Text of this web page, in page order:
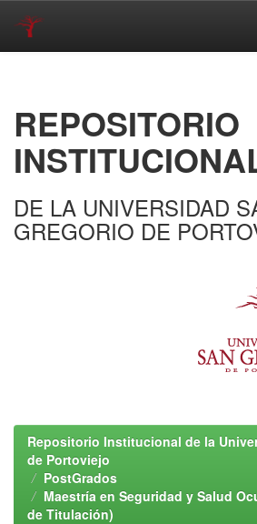
REPOSITORIO
DE LA UNIVERSIDAD
GREGORIO DE
Repositorio Institucional de la
de Portoviejo
PostGrados
Maestría en Seguridad y Salud
de Titulación)